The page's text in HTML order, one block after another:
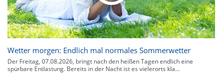
Wetter morgen: Endlich mal normales Sommerwetter
Der Freitag, 07.08.2026, bringt nach den heißen Tagen endlich eine
spürbare Entlastung. Bereits in der Nacht ist es vielerorts kla...